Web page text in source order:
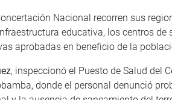
Nacional recorren sus
educativa, los centros de
aprobadas en beneficio de la
, inspeccionó el Puesto de Salud del
donde el personal denunció